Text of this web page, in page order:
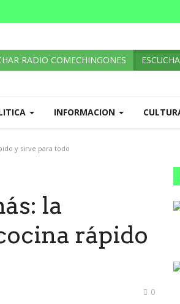
RADIO COMECHINGONES
INFORMACION
y sirve para todo
la
rápido
0